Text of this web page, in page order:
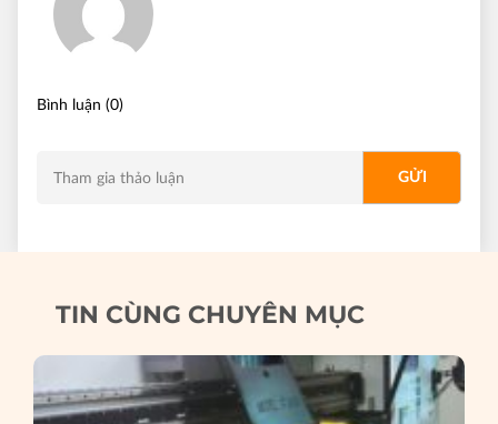
Bình luận (0)
TIN CÙNG CHUYÊN MỤC